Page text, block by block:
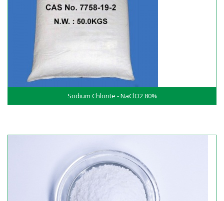
Sodium Chlorite - NaClO2 80%